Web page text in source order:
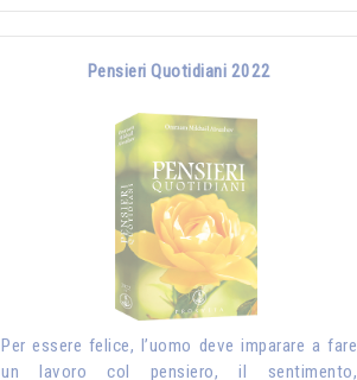
Pensieri Quotidiani 2022
Per essere felice, l’uomo deve imparare a fare
un lavoro col pensiero, il sentimento,